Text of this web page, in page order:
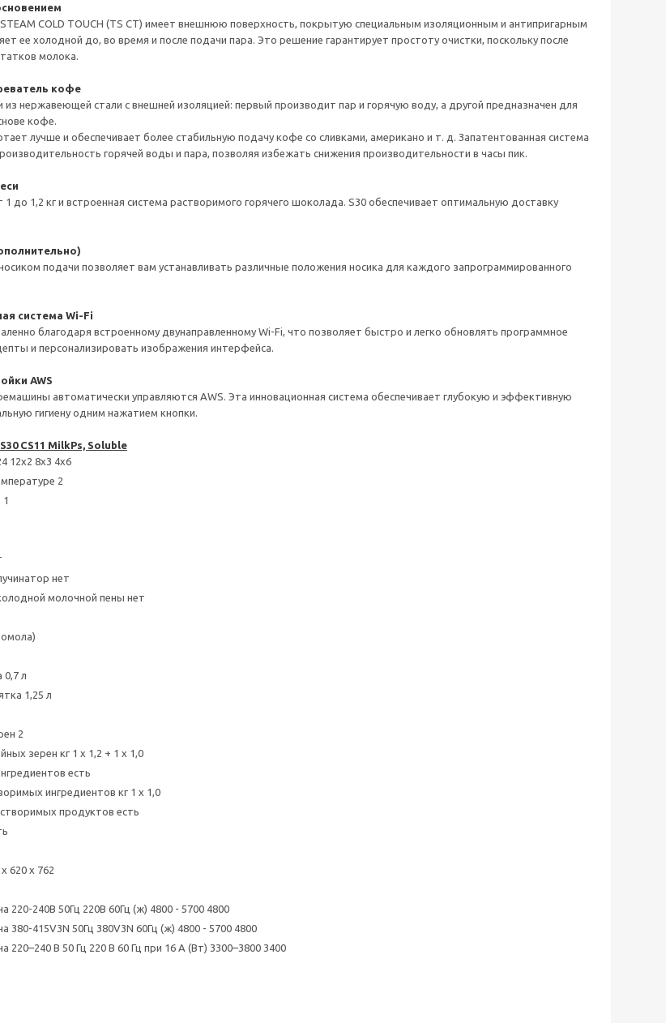
COLD TOUCH (TS CT) имеет внешнюю поверхность, покрытую специальным изоляционным и антипригарным
ее холодной до, во время и после подачи пара. Это решение гарантирует простоту очистки, поскольку после
молока.
кофе
нержавеющей стали с внешней изоляцией: первый производит пар и горячую воду, а другой предназначен для
кофе.
лучше и обеспечивает более стабильную подачу кофе со сливками, американо и т. д. Запатентованная система
горячей воды и пара, позволяя избежать снижения производительности в часы пик.
до 1,2 кг и встроенная система растворимого горячего шоколада. S30 обеспечивает оптимальную доставку
подачи позволяет вам устанавливать различные положения носика для каждого запрограммированного
система Wi-Fi
благодаря встроенному двунаправленному Wi-Fi, что позволяет быстро и легко обновлять программное
и персонализировать изображения интерфейса.
AWS
автоматически управляются AWS. Эта инновационная система обеспечивает глубокую и эффективную
гигиену одним нажатием кнопки.
CS11 MilkPs, Soluble
12х2 8х3 4х6
2
нет
молочной пены нет
л
1,25 л
2
зерен кг 1 x 1,2 + 1 x 1,0
есть
ингредиентов кг 1 x 1,0
продуктов есть
620 х 762
220-240В 50Гц 220В 60Гц (ж) 4800 - 5700 4800
380-415V3N 50Гц 380V3N 60Гц (ж) 4800 - 5700 4800
220–240 В 50 Гц 220 В 60 Гц при 16 А (Вт) 3300–3800 3400